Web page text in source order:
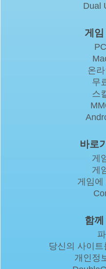
Dual
게임
온
무
스
바로
게
게
게임에
함께
당신의 사이
개인정